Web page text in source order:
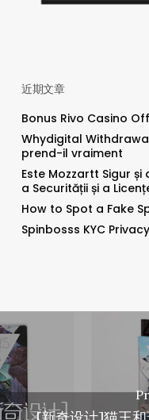
近期文章
Bonus Rivo Casino
Whydigital
prend-il vraiment
Este Mozzartt Sigur
a Securității și a
How to Spot a Fake
Spinbosss KYC